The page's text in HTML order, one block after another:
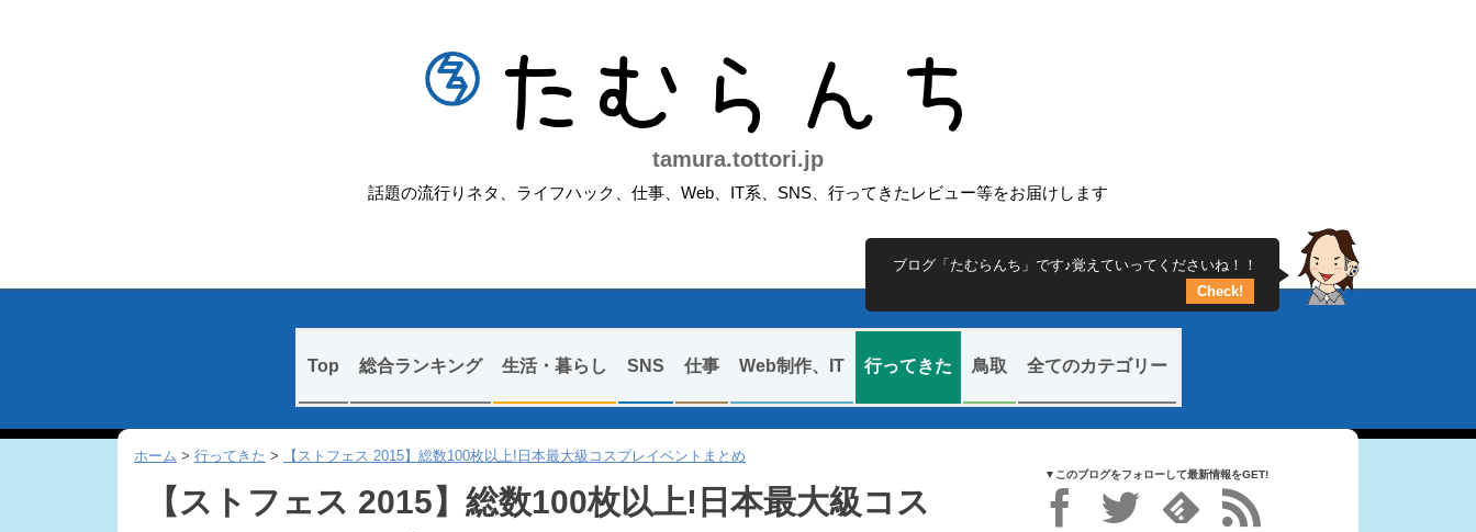
たむらんち
tamura.tottori.jp
話題の流行りネタ、ライフハック、仕事、Web、IT系、SNS、行ってきたレビュー等をお届けします
ブログ「たむらんち」です♪覚えていってくださいね！！
Check!
Skip
Top 総合ランキング 生活・暮らし SNS 仕事 Web制作、IT 行ってきた 鳥取 全てのカテゴリー
ホーム > 行ってきた > 【ストフェス 2015】総数100枚以上!日本最大級コスプレイベントまとめ
【ストフェス 2015】総数100枚以上!日本最大級コス
▼このブログをフォローして最新情報をGET!